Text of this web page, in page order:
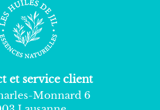
et service client
Monnard 6